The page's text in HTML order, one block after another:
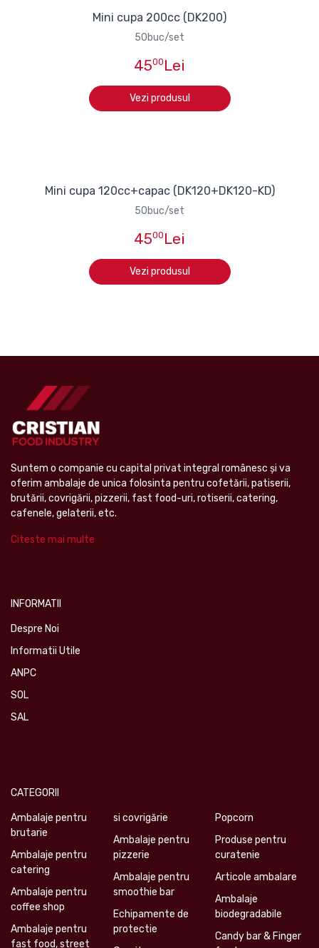
Mini cupa 200cc (DK200)
50buc/set
4500 Lei
Vezi produsul
Mini cupa 120cc+capac (DK120+DK120-KD)
50buc/set
4500 Lei
Vezi produsul
Suntem o companie cu capital privat integral românesc şi va
oferim ambalaje de unica folosinta pentru cofetării, patiserii,
brutării, covrigării, pizzerii, fast food-uri, rotiserii, catering,
cafenele, gelaterii, etc.
Citeste mai multe
INFORMATII
Despre Noi
Informatii Utile
ANPC
SOL
SAL
CATEGORII
Ambalaje pentru
brutarie
Ambalaje pentru
catering
Ambalaje pentru
coffee shop
Ambalaje pentru
fast food, street
si covrigărie
Ambalaje pentru
pizzerie
Ambalaje pentru
smoothie bar
Echipamente de
protectie
Popcorn
Produse pentru
curatenie
Articole ambalare
Ambalaje
biodegradabile
Candy bar & Finger